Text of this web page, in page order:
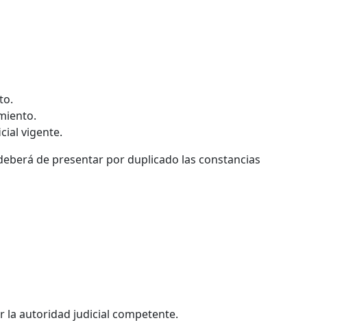
vigente.
de presentar por duplicado las constancias
la autoridad judicial competente.